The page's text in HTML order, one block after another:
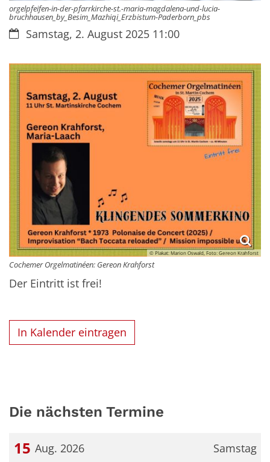
orgelpfeifen-in-der-pfarrkirche-st.-maria-magdalena-und-lucia-
bruchhausen_by_Besim_Mazhiqi_Erzbistum-Paderborn_pbs
Datum:Samstag, 2. August 2025 11:00
© Plakat: Marion Oswald, Foto: Gereon Krahforst
Cochemer Orgelmatinéen: Gereon Krahforst
Der Eintritt ist frei!
In Kalender eintragen
Die nächsten Termine
Samstag
15 Aug. 2026